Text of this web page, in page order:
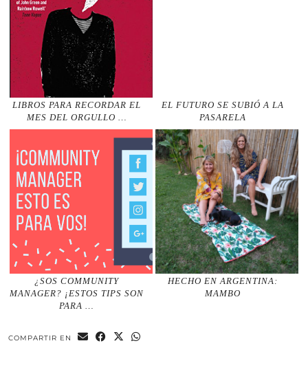
LIBROS PARA RECORDAR EL
MES DEL ORGULLO …
EL FUTURO SE SUBIÓ A LA
PASARELA
¿SOS COMMUNITY
MANAGER? ¡ESTOS TIPS SON
PARA …
HECHO EN ARGENTINA:
MAMBO
COMPARTIR EN